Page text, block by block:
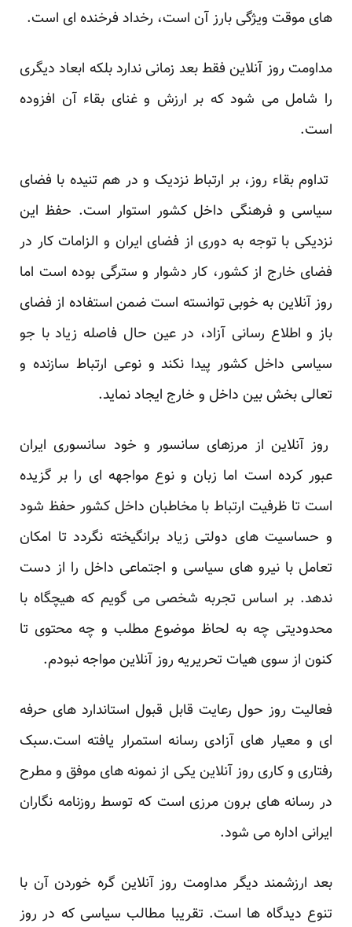
های موقت ویژگی بارز آن است، رخداد فرخنده ای است.
مداومت روز آنلاین فقط بعد زمانی ندارد بلکه ابعاد دیگری
را شامل می شود که بر ارزش و غنای بقاء آن افزوده
است.
تداوم بقاء روز، بر ارتباط نزدیک و در هم تنیده با فضای
سیاسی و فرهنگی داخل کشور استوار است. حفظ این
نزدیکی با توجه به دوری از فضای ایران و الزامات کار در
فضای خارج از کشور، کار دشوار و سترگی بوده است اما
روز آنلاین به خوبی توانسته است ضمن استفاده از فضای
باز و اطلاع رسانی آزاد، در عین حال فاصله زیاد با جو
سیاسی داخل کشور پیدا نکند و نوعی ارتباط سازنده و
تعالی بخش بین داخل و خارج ایجاد نماید.
روز آنلاین از مرزهای سانسور و خود سانسوری ایران
عبور کرده است اما زبان و نوع مواجهه ای را بر گزیده
است تا ظرفیت ارتباط با مخاطبان داخل کشور حفظ شود
و حساسیت های دولتی زیاد برانگیخته نگردد تا امکان
تعامل با نیرو های سیاسی و اجتماعی داخل را از دست
ندهد. بر اساس تجربه شخصی می گویم که هیچگاه با
محدودیتی چه به لحاظ موضوع مطلب و چه محتوی تا
کنون از سوی هیات تحریریه روز آنلاین مواجه نبودم.
فعالیت روز حول رعایت قابل قبول استاندارد های حرفه
ای و معیار های آزادی رسانه استمرار یافته است.سبک
رفتاری و کاری روز آنلاین یکی از نمونه های موفق و مطرح
در رسانه های برون مرزی است که توسط روزنامه نگاران
ایرانی اداره می شود.
بعد ارزشمند دیگر مداومت روز آنلاین گره خوردن آن با
تنوع دیدگاه ها است. تقریبا مطالب سیاسی که در روز